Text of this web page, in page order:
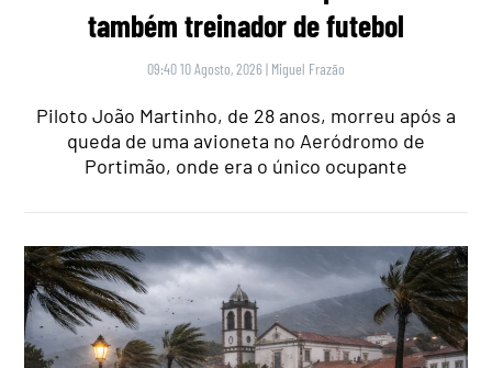
também treinador de futebol
09:40 10 Agosto, 2026 | Miguel Frazão
Piloto João Martinho, de 28 anos, morreu após a
queda de uma avioneta no Aeródromo de
Portimão, onde era o único ocupante